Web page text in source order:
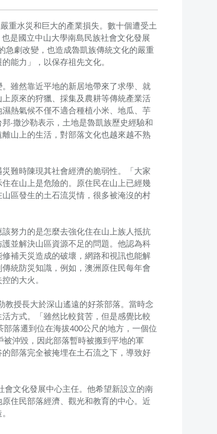
重水災和巨大的產業損失。數十個遭受土
是國立中山大學南島民族社會文化發展
急劇改變，也造成魯凱族傳統文化的嚴重
能力」，以保存祖先文化。
雖然靠近平地的新居地帶來了求學、就
原來的狩獵、採集及農耕等傳統產業活
熱氣候不僅不適合種植小米、地瓜、芋
‧撒沙勒表示，土地是魯凱族歷史經驗和
山上的生活，對部落文化也越來越不熟
難時陳現其社會經濟的脆弱性。「大家
在山上是危險的。原住民在山上已經幾
區發生的土石流災情，很多被淹沒的村
努力的是怎麼去強化住在山上族人抵抗
並解決山區資源不足的問題。他認為科
補天災造成的破壞，網路和視訊也能解
統防災知識，例如，澳洲原住民每年會
的大火。
授長大於深山遙遠的好茶部落。當時念
方式。「雖然比較貧苦，但是感覺比較
落遷到位在海拔400公尺的地方，一個位
沖毀，因此部落暫時被搬到平地的軍
部落完全被掩埋在土石流之下，導致好
文化發展中心主任。他希望新設立的南
住民部落經濟、觀光和教育的中心。近